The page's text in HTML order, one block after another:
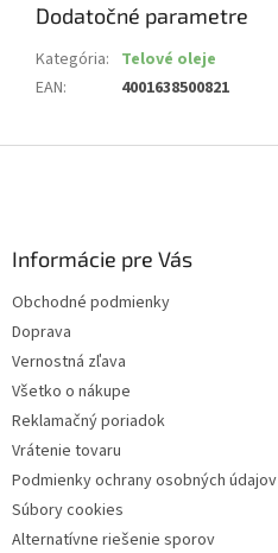
Dodatočné parametre
Kategória: Telové oleje
EAN: 4001638500821
Informácie pre Vás
Obchodné podmienky
Doprava
Vernostná zľava
Všetko o nákupe
Reklamačný poriadok
Vrátenie tovaru
Podmienky ochrany osobných údajov
Súbory cookies
Alternatívne riešenie sporov